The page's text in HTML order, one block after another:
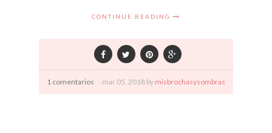
CONTINUE READING
1 comentarios mar 05, 2018 by misbrochasysombras